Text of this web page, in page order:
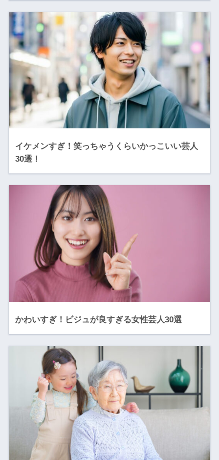
イケメンすぎ！笑っちゃうくらいかっこいい芸人
30選！
かわいすぎ！ビジュが良すぎる女性芸人30選